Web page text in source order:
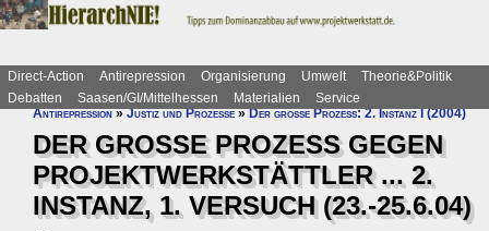
Direct-Action Antirepression Organisierung Umwelt
Theorie&Politik
Debatten
Saasen/GI/Mittelhessen Materialien
Service
Antirepression»Justiz und Prozesse»Der große Prozess: 2. Instanz I (2004)
DER GROSSE PROZESS GEGEN
PROJEKTWERKSTÄTTLER ... 2.
INSTANZ, 1. VERSUCH (23.-25.6.04)